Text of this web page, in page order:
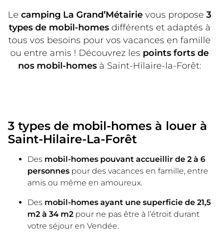
Le camping La Grand’Métairie vous propose 3
types de mobil-homesdifférents et adaptés à
tous vos besoins pour vos vacances en famille
ou entre amis ! Découvrez les points forts de
nos mobil-homesà Saint-Hilaire-la-Forêt:
3 types de mobil-homes à louer à
Saint-Hilaire-La-Forêt
Des mobil-homes pouvant accueillir de 2 à 6
personnes pour des vacances en famille, entre
amis ou même en amoureux.
Des mobil-homes ayant une superficie de 21,5
m2 à 34 m2 pour ne pas être à l’étroit durant
votre séjour en Vendée.